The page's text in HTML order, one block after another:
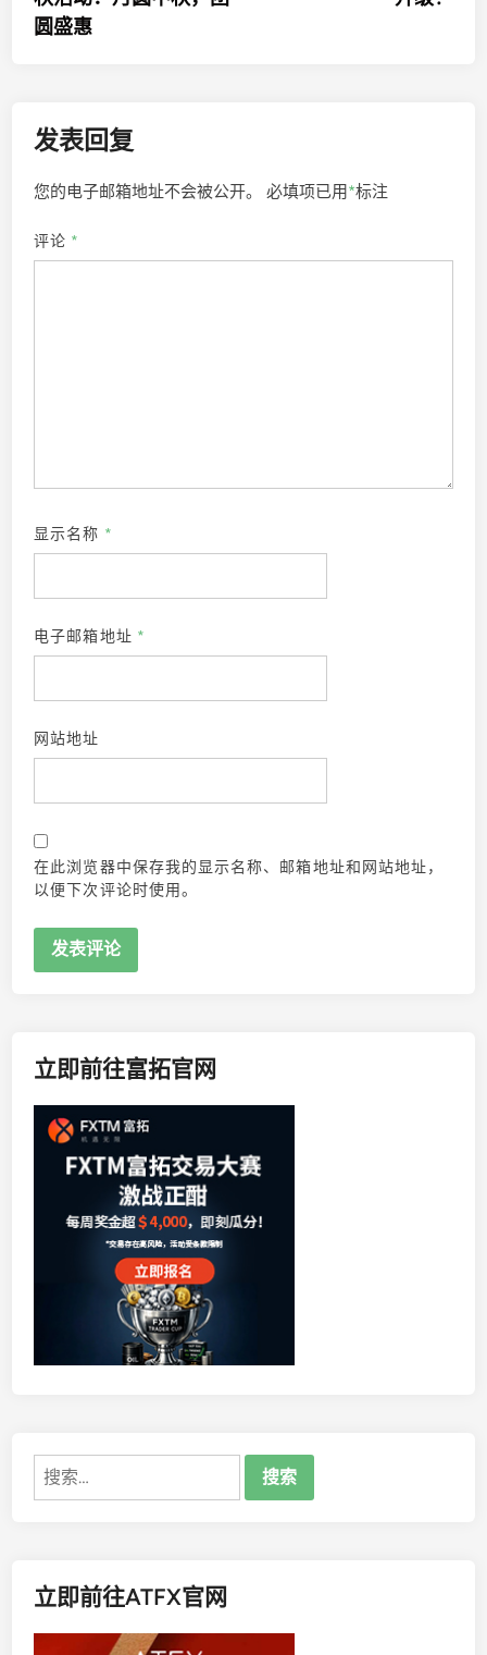
导
航
圆盛惠
发表回复
您的电子邮箱地址不会被公开。 必填项已用*标注
评论 *
显示名称 *
电子邮箱地址 *
网站地址
在此浏览器中保存我的显示名称、邮箱地址和网站地址，
以便下次评论时使用。
立即前往富拓官网
搜
索：
立即前往ATFX官网